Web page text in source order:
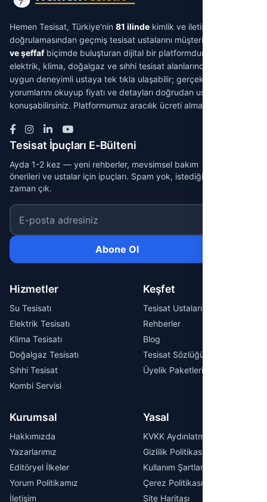
Hemen Tesisat, Türkiye'nin 81 ilinde kimlik ve iletişim
doğrulamasından geçmiş tesisat ustalarını müşterilerle
ve şeffafbiçimde buluşturan dijital bir platformdur. Su tesisatı,
elektrik, klima, doğalgaz ve sıhhi tesisat alanlarında ihtiyacınıza
uygun deneyimli ustaya tek tıkla ulaşabilir; gerçek müşteri
yorumlarını okuyup fiyatı ve detayları doğrudan ustayla
konuşabilirsiniz. Platformumuz aracılık ücreti almaz.
Tesisat İpuçları E-Bülteni
Ayda 1-2 kez — yeni rehberler, mevsimsel bakım
önerileri ve ustalar için ipuçları. Spam yok, istediğin
zaman çık.
E-posta adresiniz
Abone Ol
Hizmetler
Su Tesisatı
Elektrik Tesisatı
Klima Tesisatı
Doğalgaz Tesisatı
Sıhhi Tesisat
Kombi Servisi
Keşfet
Tesisat Ustaları
Rehberler
Blog
Tesisat Sözlüğü
Üyelik Paketleri
Kurumsal
Hakkımızda
Yazarlarımız
Editöryel İlkeler
Yorum Politikamız
İletişim
Yasal
KVKK Aydınlatma Metni
Gizlilik Politikası
Kullanım Şartları
Çerez Politikası
Site Haritası